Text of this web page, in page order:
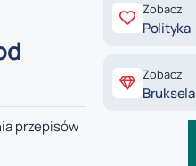
przepisów
Zobacz
Polityka
Zobacz
Bruksela